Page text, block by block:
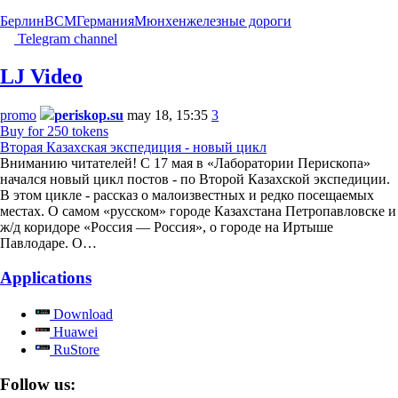
БерлинВСМГерманияМюнхенжелезные дороги
Telegram channel
LJ Video
promo periskop.su may 18, 15:35 3
Buy for 250 tokens
Вторая Казахская экспедиция - новый цикл
Вниманию читателей! С 17 мая в «Лаборатории Перископа»
начался новый цикл постов - по Второй Казахской экспедиции.
В этом цикле - рассказ о малоизвестных и редко посещаемых
местах. О самом «русском» городе Казахстана Петропавловске и
ж/д коридоре «Россия — Россия», о городе на Иртыше
Павлодаре. О…
Applications
Download
Huawei
RuStore
Follow us: